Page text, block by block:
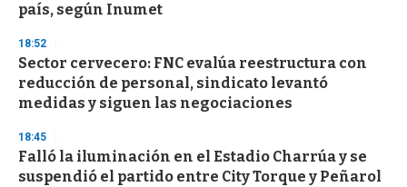
país, según Inumet
18:52
Sector cervecero: FNC evalúa reestructura con
reducción de personal, sindicato levantó
medidas y siguen las negociaciones
18:45
Falló la iluminación en el Estadio Charrúa y se
suspendió el partido entre City Torque y Peñarol